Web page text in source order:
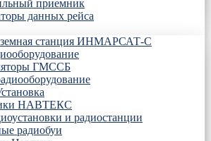
приемник
данных рейса
земная станция ИНМАРСАТ-С
ГМССБ
НАВТЕКС
и радиостанции
радиобуи